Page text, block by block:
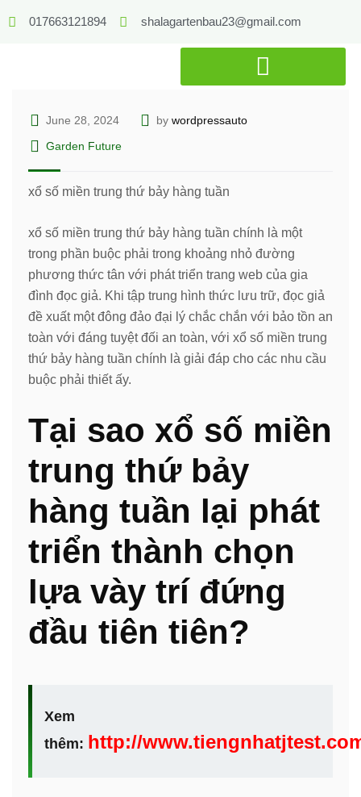
017663121894 shalagartenbau23@gmail.com
June 28, 2024 by wordpressauto
Garden Future
xổ số miền trung thứ bảy hàng tuần
xổ số miền trung thứ bảy hàng tuần chính là một
trong phần buộc phải trong khoảng nhỏ đường
phương thức tân với phát triển trang web của gia
đình đọc giả. Khi tập trung hình thức lưu trữ, đọc giả
đề xuất một đông đảo đại lý chắc chắn với bảo tồn an
toàn với đáng tuyệt đối an toàn, với xổ số miền trung
thứ bảy hàng tuần chính là giải đáp cho các nhu cầu
buộc phải thiết ấy.
Tại sao xổ số miền
trung thứ bảy
hàng tuần lại phát
triển thành chọn
lựa vày trí đứng
đầu tiên tiên?
Xem
thêm: http://